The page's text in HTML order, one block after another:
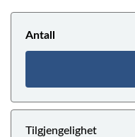
Antall
Tilgjengelighet